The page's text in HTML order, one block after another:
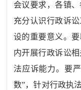
会议要求，各镇
充分认识行政诉
设的重要意义。
内开展行政诉讼
法应诉能力。要
数”，针对行政执